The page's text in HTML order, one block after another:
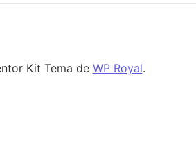
Kit Tema de WP Royal.